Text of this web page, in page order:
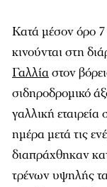
Κατά μέσον όρο
κινούνται στη
Γαλλίαστον
σιδηροδρομικό
γαλλική
ημέρα μετά τις
διαπράχθηκαν
τρένων υψηλής